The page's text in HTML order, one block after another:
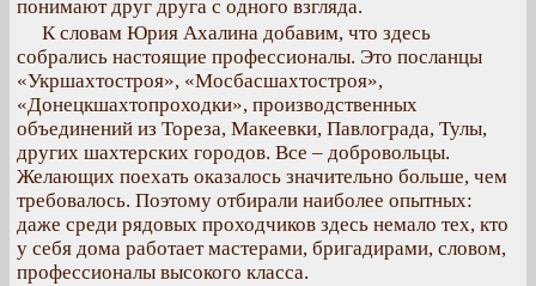
понимают друг друга с одного взгляда.
К словам Юрия Ахалина добавим, что здесь
собрались настоящие профессионалы. Это посланцы
«Укршахтостроя», «Мосбасшахтостроя»,
«Донецкшахтопроходки», производственных
объединений из Тореза, Макеевки, Павлограда, Тулы,
других шахтерских городов. Все – добровольцы.
Желающих поехать оказалось значительно больше, чем
требовалось. Поэтому отбирали наиболее опытных:
даже среди рядовых проходчиков здесь немало тех, кто
у себя дома работает мастерами, бригадирами, словом,
профессионалы высокого класса.